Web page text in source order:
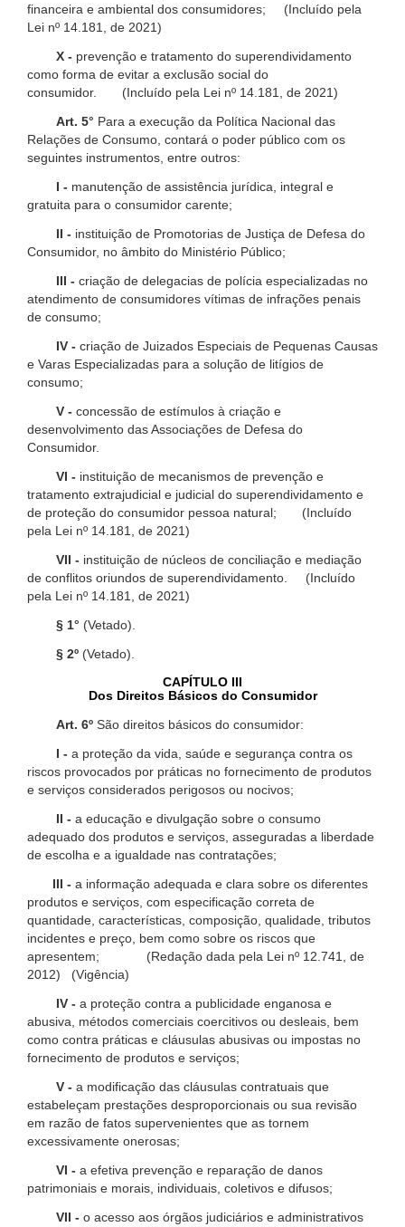
financeira e ambiental dos consumidores; (Incluído pela
Lei nº 14.181, de 2021)
X - prevenção e tratamento do superendividamento
como forma de evitar a exclusão social do
consumidor. (Incluído pela Lei nº 14.181, de 2021)
Art. 5° Para a execução da Política Nacional das
Relações de Consumo, contará o poder público com os
seguintes instrumentos, entre outros:
I - manutenção de assistência jurídica, integral e
gratuita para o consumidor carente;
II - instituição de Promotorias de Justiça de Defesa do
Consumidor, no âmbito do Ministério Público;
III - criação de delegacias de polícia especializadas no
atendimento de consumidores vítimas de infrações penais
de consumo;
IV - criação de Juizados Especiais de Pequenas Causas
e Varas Especializadas para a solução de litígios de
consumo;
V - concessão de estímulos à criação e
desenvolvimento das Associações de Defesa do
Consumidor.
VI - instituição de mecanismos de prevenção e
tratamento extrajudicial e judicial do superendividamento e
de proteção do consumidor pessoa natural; (Incluído
pela Lei nº 14.181, de 2021)
VII - instituição de núcleos de conciliação e mediação
de conflitos oriundos de superendividamento. (Incluído
pela Lei nº 14.181, de 2021)
§ 1° (Vetado).
§ 2º (Vetado).
CAPÍTULO III
Dos Direitos Básicos do Consumidor
Art. 6º São direitos básicos do consumidor:
I - a proteção da vida, saúde e segurança contra os
riscos provocados por práticas no fornecimento de produtos
e serviços considerados perigosos ou nocivos;
II - a educação e divulgação sobre o consumo
adequado dos produtos e serviços, asseguradas a liberdade
de escolha e a igualdade nas contratações;
III - a informação adequada e clara sobre os diferentes
produtos e serviços, com especificação correta de
quantidade, características, composição, qualidade, tributos
incidentes e preço, bem como sobre os riscos que
apresentem; (Redação dada pela Lei nº 12.741, de
2012) (Vigência)
IV - a proteção contra a publicidade enganosa e
abusiva, métodos comerciais coercitivos ou desleais, bem
como contra práticas e cláusulas abusivas ou impostas no
fornecimento de produtos e serviços;
V - a modificação das cláusulas contratuais que
estabeleçam prestações desproporcionais ou sua revisão
em razão de fatos supervenientes que as tornem
excessivamente onerosas;
VI - a efetiva prevenção e reparação de danos
patrimoniais e morais, individuais, coletivos e difusos;
VII - o acesso aos órgãos judiciários e administrativos